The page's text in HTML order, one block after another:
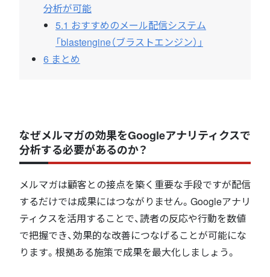
分析が可能
5.1 おすすめのメール配信システム
「blastengine（ブラストエンジン）」
6 まとめ
なぜメルマガの効果をGoogleアナリティクスで
分析する必要があるのか？
メルマガは顧客との接点を築く重要な手段ですが配信
するだけでは成果にはつながりません。Googleアナリ
ティクスを活用することで、読者の反応や行動を数値
で把握でき、効果的な改善につなげることが可能にな
ります。根拠ある施策で成果を最大化しましょう。